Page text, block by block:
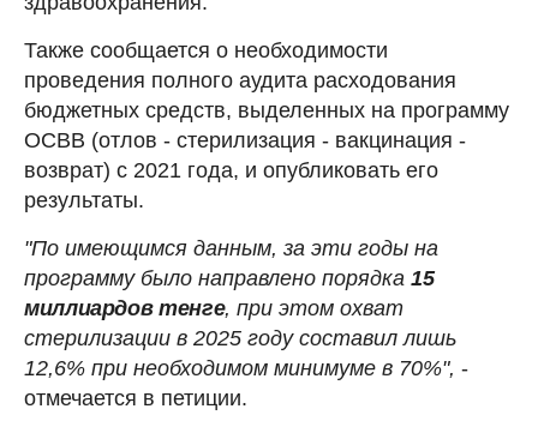
Также сообщается о необходимости
проведения полного аудита расходования
бюджетных средств, выделенных на программу
ОСВВ (отлов - стерилизация - вакцинация -
возврат) с 2021 года, и опубликовать его
результаты.
"По имеющимся данным, за эти годы на
программу было направлено порядка 15
миллиардов тенге, при этом охват
стерилизации в 2025 году составил лишь
12,6% при необходимом минимуме в 70%", -
отмечается в петиции.